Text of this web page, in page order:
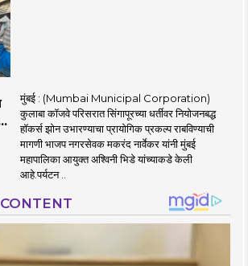
मुंबई : (Mumbai Municipal Corporation)
कुलाबा कॉजवे परिसरात सिंगापूरच्या धर्तीवर नियोजनबद्ध
हॉकर्स झोन उभारण्याचा प्रायोगिक प्रकल्प राबविण्याची
मागणी भाजप नगरसेवक मकरंद नार्वेकर यांनी मुंबई
महापालिका आयुक्त अश्विनी भिडे यांच्याकडे केली
आहे.पर्यटन ..